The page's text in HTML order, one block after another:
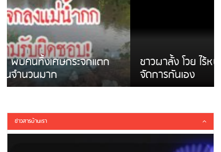
ชาวผาลั้ง โวย ไร้หน่วยงานดูแล ดินสไลด์ ต้อง
จัดการกันเอง
ข่าวสารบ้านเรา